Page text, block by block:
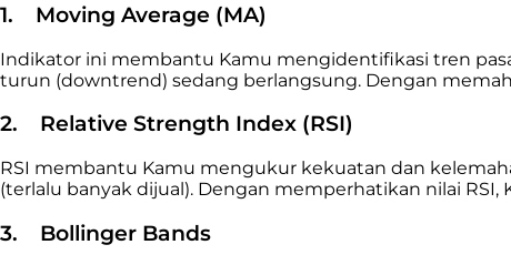
1. Moving Average (MA)
Indikator ini membantu Kamu mengidentifikasi tren
turun (downtrend) sedang berlangsung. Dengan
2. Relative Strength Index (RSI)
RSI membantu Kamu mengukur kekuatan dan
(terlalu banyak dijual). Dengan memperhatikan nilai
3. Bollinger Bands